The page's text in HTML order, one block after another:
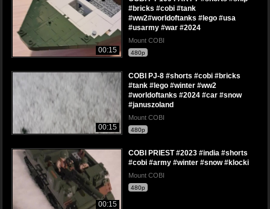
00:15
#bricks #cobi #tank
#ww2#worldoftanks #lego #usa
#usarmy #war #2024
Mount COBI
480p
00:15
COBI PJ-8 #shorts #cobi #bricks
#tank #lego #winter #ww2
#worldoftanks #2024 #car #snow
#januszoland
Mount COBI
480p
00:15
COBI PRIEST #2023 #india #shorts
#cobi #army #winter #snow #klocki
Mount COBI
480p